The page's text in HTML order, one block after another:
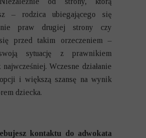
– rodzica ubiegającego się
praw drugiej strony czy
przed takim orzeczeniem –
sytuację z prawnikiem
Wczesne działanie
i większą szansę na wynik
dziecka.
kontaktu do adwokata